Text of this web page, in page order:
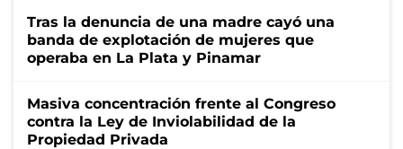
Tras la denuncia de una madre cayó una
banda de explotación de mujeres que
operaba en La Plata y Pinamar
Masiva concentración frente al Congreso
contra la Ley de Inviolabilidad de la
Propiedad Privada